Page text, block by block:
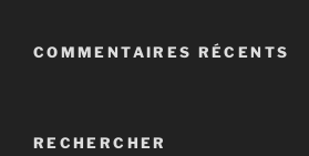
COMMENTAIRES RÉCENTS
RECHERCHER